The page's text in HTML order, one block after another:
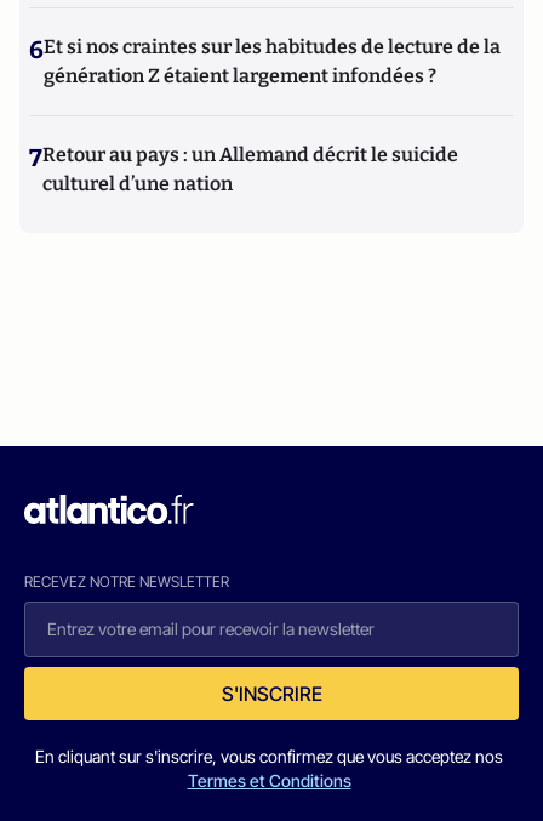
6Et si nos craintes sur les habitudes de lecture de la
génération Z étaient largement infondées ?
7Retour au pays : un Allemand décrit le suicide
culturel d’une nation
RECEVEZ NOTRE NEWSLETTER
S'INSCRIRE
En cliquant sur s'inscrire, vous confirmez que vous acceptez nos
Termes et Conditions